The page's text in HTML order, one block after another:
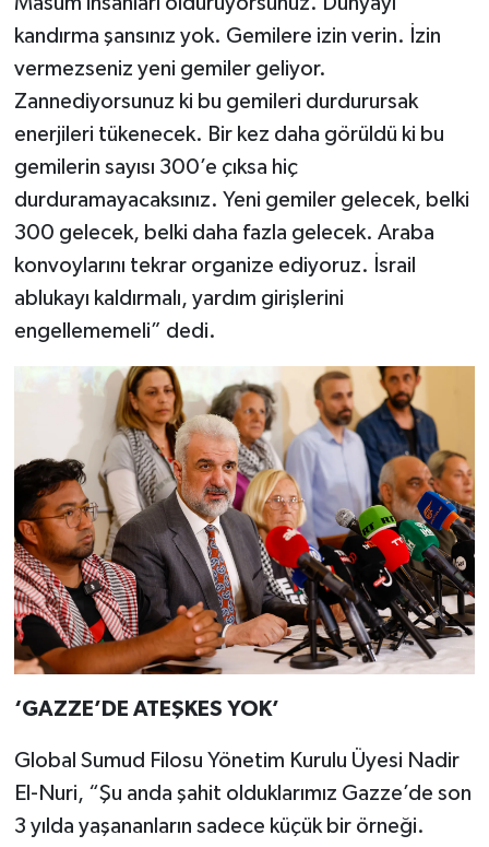
kandırma şansınız yok. Gemilere izin verin. İzin
vermezseniz yeni gemiler geliyor.
Zannediyorsunuz ki bu gemileri durdurursak
enerjileri tükenecek. Bir kez daha görüldü ki bu
gemilerin sayısı 300’e çıksa hiç
durduramayacaksınız. Yeni gemiler gelecek, belki
300 gelecek, belki daha fazla gelecek. Araba
konvoylarını tekrar organize ediyoruz. İsrail
ablukayı kaldırmalı, yardım girişlerini
engellememeli” dedi.
‘GAZZE’DE ATEŞKES YOK’
Global Sumud Filosu Yönetim Kurulu Üyesi Nadir
El-Nuri, “Şu anda şahit olduklarımız Gazze’de son
3 yılda yaşananların sadece küçük bir örneği.